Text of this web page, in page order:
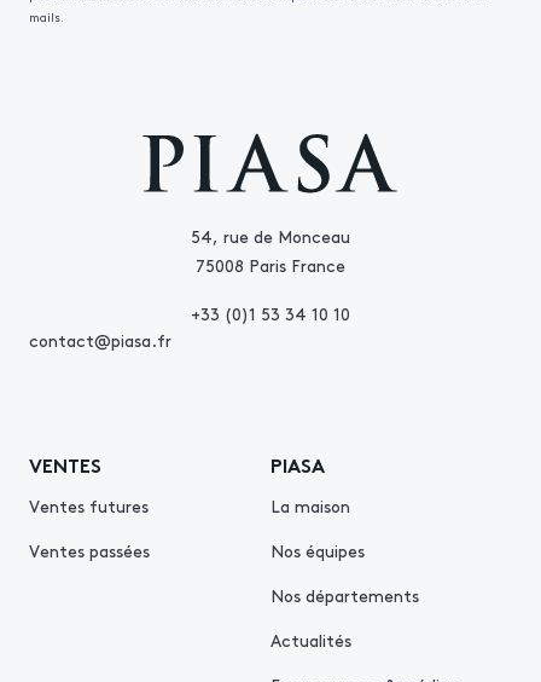
54, rue de Monceau
75008 Paris France
+33 (0)1 53 34 10 10
contact@piasa.fr
VENTES
Ventes futures
Ventes passées
PIASA
La maison
Nos équipes
Nos départements
Actualités
mails.